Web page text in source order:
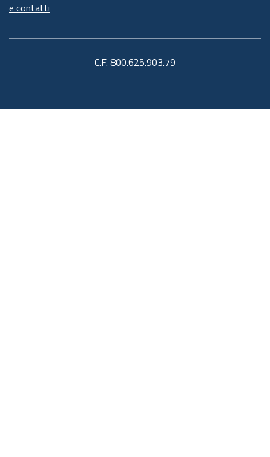
e contatti
C.F. 800.625.903.79